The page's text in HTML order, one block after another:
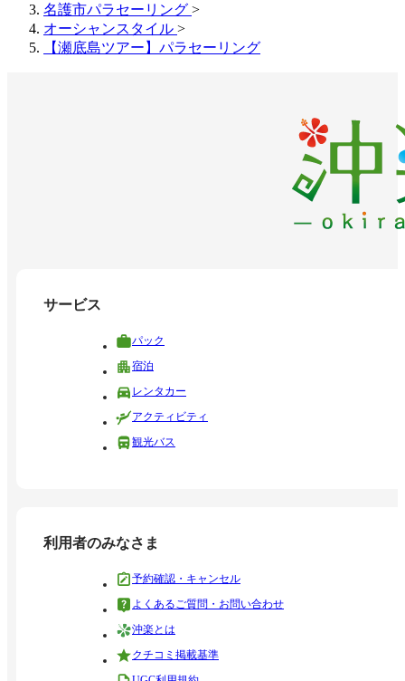
名護市パラセーリング >
オーシャンスタイル >
【瀬底島ツアー】パラセーリング
サービス
パック
宿泊
レンタカー
アクティビティ
観光バス
利用者のみなさま
予約確認・キャンセル
よくあるご質問・お問い合わせ
沖楽とは
クチコミ掲載基準